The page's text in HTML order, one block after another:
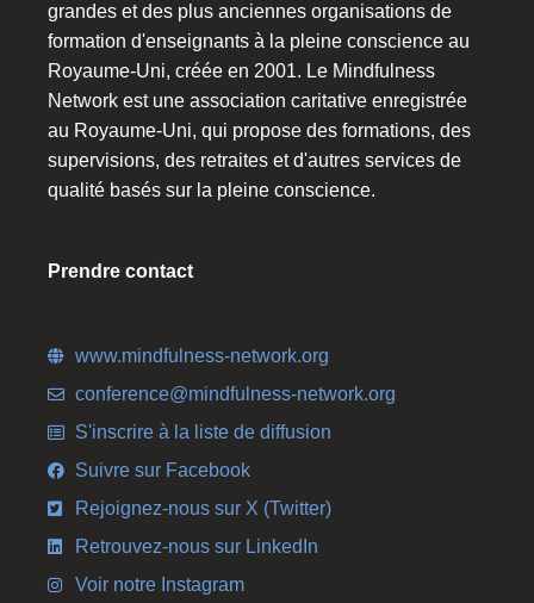
grandes et des plus anciennes organisations de
formation d'enseignants à la pleine conscience au
Royaume-Uni, créée en 2001. Le Mindfulness
Network est une association caritative enregistrée
au Royaume-Uni, qui propose des formations, des
supervisions, des retraites et d'autres services de
qualité basés sur la pleine conscience.
Prendre contact
www.mindfulness-network.org
conference@mindfulness-network.org
S'inscrire à la liste de diffusion
Suivre sur Facebook
Rejoignez-nous sur X (Twitter)
Retrouvez-nous sur LinkedIn
Voir notre Instagram